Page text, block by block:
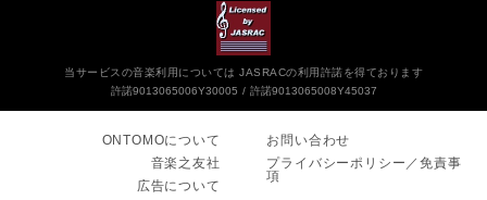
当サービスの音楽利用については JASRACの利用許諾を得ております
許諾9013065006Y30005
許諾9013065008Y45037
ONTOMOについて
音楽之友社
広告について
お問い合わせ
プライバシーポリシー／免責事
項